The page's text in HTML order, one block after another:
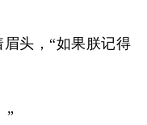
头，“如果朕记得
”